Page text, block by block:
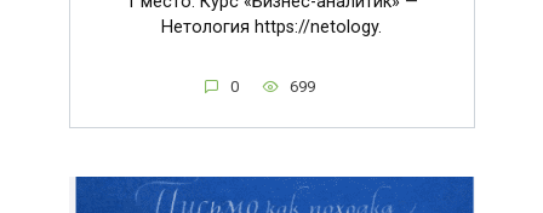
Нетология https://netology.
0 699